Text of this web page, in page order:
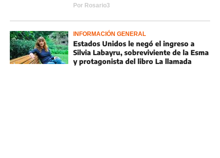
Por Rosario3
INFORMACIÓN GENERAL
Estados Unidos le negó el ingreso a
Silvia Labayru, sobreviviente de la Esma
y protagonista del libro La llamada